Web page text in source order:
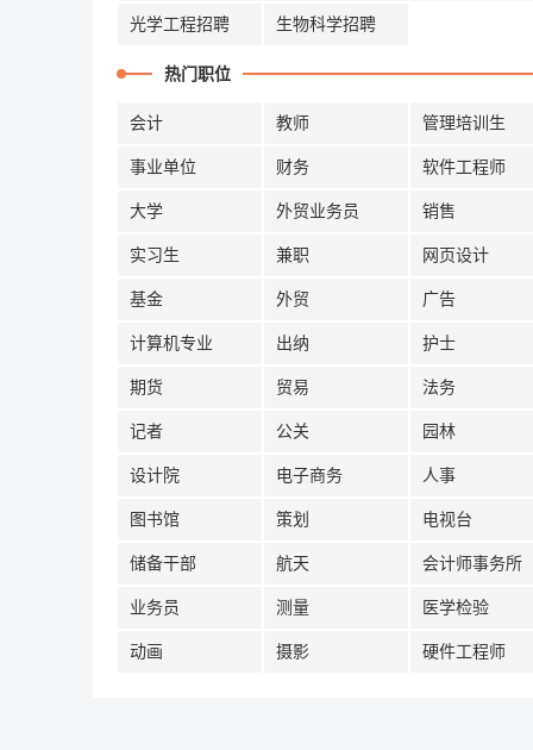
光学工程招聘 生物科学招聘
热门职位
会计 教师 管理培训生
事业单位 财务 软件工程师
大学 外贸业务员 销售
实习生 兼职 网页设计
基金 外贸 广告
计算机专业 出纳 护士
期货 贸易 法务
记者 公关 园林
设计院 电子商务 人事
图书馆 策划 电视台
储备干部 航天 会计师事务所
业务员 测量 医学检验
动画 摄影 硬件工程师